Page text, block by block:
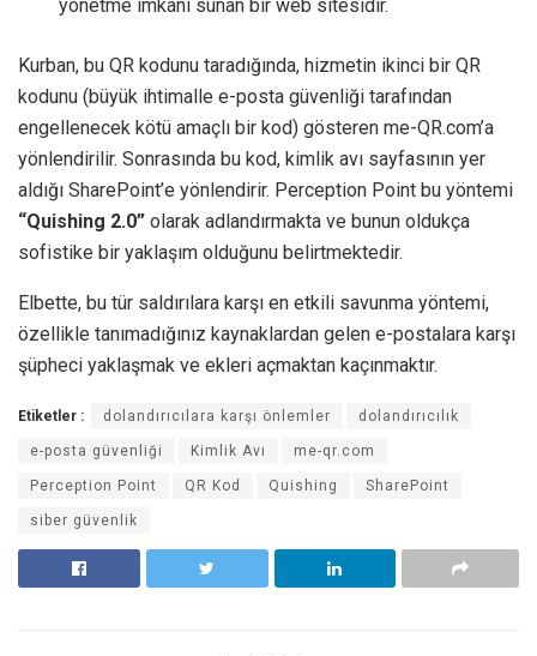
yönetme imkanı sunan bir web sitesidir.
Kurban, bu QR kodunu taradığında, hizmetin ikinci bir QR
kodunu (büyük ihtimalle e-posta güvenliği tarafından
engellenecek kötü amaçlı bir kod) gösteren me-QR.com’a
yönlendirilir. Sonrasında bu kod, kimlik avı sayfasının yer
aldığı SharePoint’e yönlendirir. Perception Point bu yöntemi
“Quishing 2.0” olarak adlandırmakta ve bunun oldukça
sofistike bir yaklaşım olduğunu belirtmektedir.
Elbette, bu tür saldırılara karşı en etkili savunma yöntemi,
özellikle tanımadığınız kaynaklardan gelen e-postalara karşı
şüpheci yaklaşmak ve ekleri açmaktan kaçınmaktır.
Etiketler : dolandırıcılara karşı önlemler dolandırıcılık
e-posta güvenliği Kimlik Avı me-qr.com
Perception Point QR Kod Quishing SharePoint
siber güvenlik